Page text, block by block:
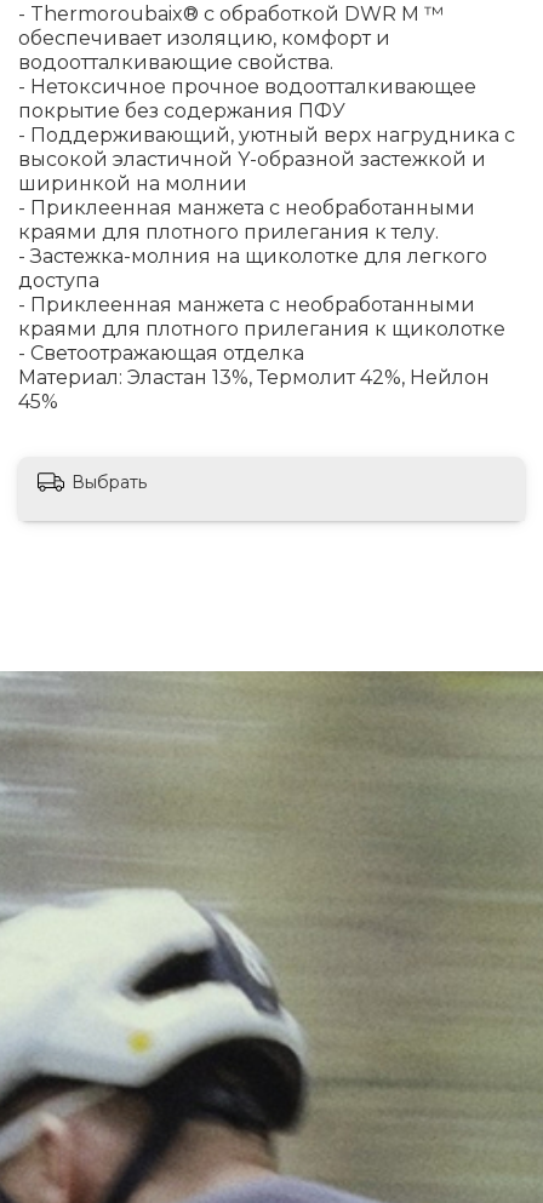
- Thermoroubaix® с обработкой DWR M ™
обеспечивает изоляцию, комфорт и
водоотталкивающие свойства.
- Нетоксичное прочное водоотталкивающее
покрытие без содержания ПФУ
- Поддерживающий, уютный верх нагрудника с
высокой эластичной Y-образной застежкой и
ширинкой на молнии
- Приклеенная манжета с необработанными
краями для плотного прилегания к телу.
- Застежка-молния на щиколотке для легкого
доступа
- Приклеенная манжета с необработанными
краями для плотного прилегания к щиколотке
- Светоотражающая отделка
Материал: Эластан 13%, Термолит 42%, Нейлон
45%
Выбрать